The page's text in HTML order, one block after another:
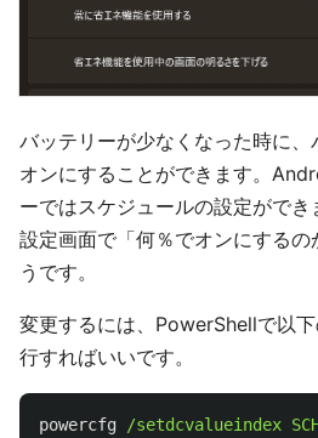
バッテリーが少なくなった時に
オンにすることができます。
ーではスケジュールの設定がで
設定画面で「何％でオンにするの
うです。
変更するには、PowerShellで以
行すればいいです。
powercfg /setdcvalueindex